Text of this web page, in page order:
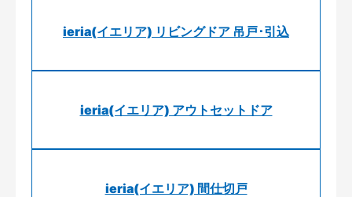
ieria(イエリア) リビングドア 吊戸･引込
ieria(イエリア) アウトセットドア
ieria(イエリア) 間仕切戸